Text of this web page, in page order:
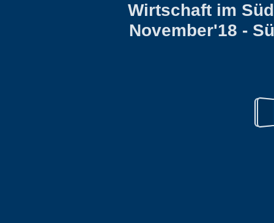
Wirtschaft im
November'18 -